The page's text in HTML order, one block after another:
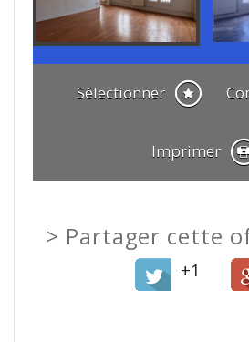
Sélectionner
Imprimer
Partager cette
+1